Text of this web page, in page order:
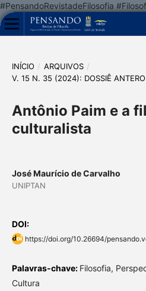
#PensandoRevistadeFilosofia
INÍCIO / ARQUIVOS /
V. 15 N. 35 (2024): DOSSIÊ ANTERO
Antônio Paim e a
culturalista
José Maurício de Carvalho
UNIPTAN
DOI:
https://doi.org/10.26694/
Palavras-chave: Filosofia,
Cultura